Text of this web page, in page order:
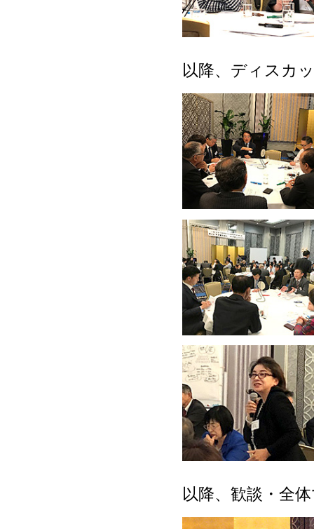
以降、ディスカ
以降、歓談・全